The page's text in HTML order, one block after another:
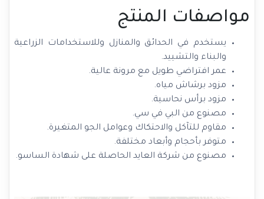
مواصفات المنتج
يستخدم في الحدائق والمنازل وللاستخدامات الزراعية
والبناء والتشييد.
عمر افتراضي طويل مع مرونة عالية.
مزود برشاش مياه.
مزود برأس نحاسية.
مصنوع من البي في سي.
مقاوم للتآكل والاحتكاك وعوامل الجو المتغيرة.
متوفر بأحجام وأبعاد مختلفة.
مصنوع من شركة العايد الحاصلة على شهادة الساسو.